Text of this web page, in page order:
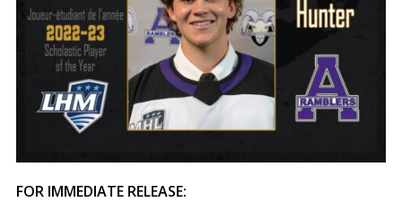
FOR IMMEDIATE RELEASE: